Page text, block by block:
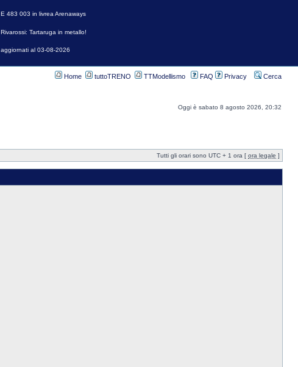
Home tuttoTRENO TTModellismo FAQ Privacy Cerca
Oggi è sabato 8 agosto 2026, 20:32
Tutti gli orari sono UTC + 1 ora [ ora legale ]
E 483 003 in livrea Arenaways
Rivarossi: Tartaruga in metallo!
aggiornati al 03-08-2026